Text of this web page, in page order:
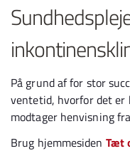
På grund af for stor
ventetid, hvorfor det
modtager henvisning
Brug hjemmesiden Tæt